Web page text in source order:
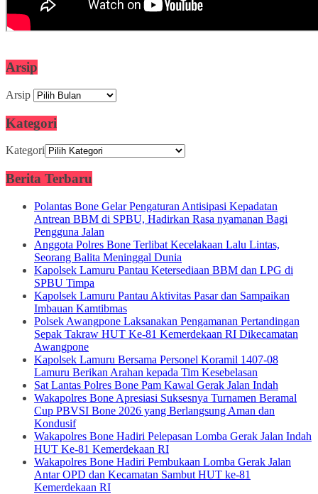
Arsip
Arsip
Kategori
Kategori
Berita Terbaru
Polantas Bone Gelar Pengaturan Antisipasi Kepadatan
Antrean BBM di SPBU, Hadirkan Rasa nyamanan Bagi
Pengguna Jalan
Anggota Polres Bone Terlibat Kecelakaan Lalu Lintas,
Seorang Balita Meninggal Dunia
Kapolsek Lamuru Pantau Ketersediaan BBM dan LPG di
SPBU Timpa
Kapolsek Lamuru Pantau Aktivitas Pasar dan Sampaikan
Imbauan Kamtibmas
Polsek Awangpone Laksanakan Pengamanan Pertandingan
Sepak Takraw HUT Ke-81 Kemerdekaan RI Dikecamatan
Awangpone
Kapolsek Lamuru Bersama Personel Koramil 1407-08
Lamuru Berikan Arahan kepada Tim Kesebelasan
Sat Lantas Polres Bone Pam Kawal Gerak Jalan Indah
Wakapolres Bone Apresiasi Suksesnya Turnamen Beramal
Cup PBVSI Bone 2026 yang Berlangsung Aman dan
Kondusif
Wakapolres Bone Hadiri Pelepasan Lomba Gerak Jalan Indah
HUT Ke-81 Kemerdekaan RI
Wakapolres Bone Hadiri Pembukaan Lomba Gerak Jalan
Antar OPD dan Kecamatan Sambut HUT ke-81
Kemerdekaan RI